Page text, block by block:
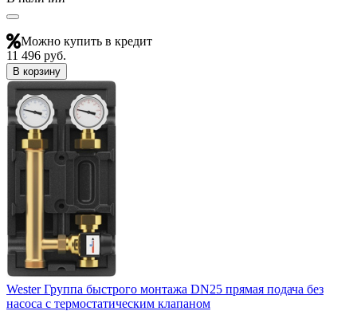
Можно купить в кредит
11 496 руб.
В корзину
Wester Группа быстрого монтажа DN25 прямая подача без
насоса с термостатическим клапаном